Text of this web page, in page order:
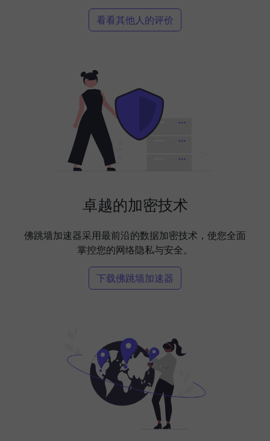
看看其他人的评价
卓越的加密技术
佛跳墙加速器采用最前沿的数据加密技术，使您全面
掌控您的网络隐私与安全。
下载佛跳墙加速器